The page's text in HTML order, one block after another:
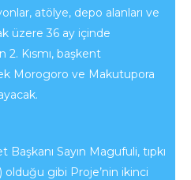
atölye, depo alanları ve
üzere 36 ay içinde
Kısmı, başkent
Morogoro ve Makutupora
Sayın Magufuli, tıpkı
olduğu gibi Proje’nin ikinci